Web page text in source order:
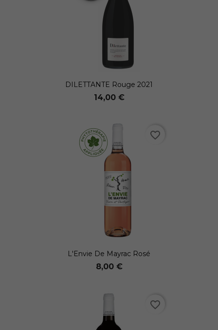
DILETTANTE Rouge 2021
14,00 €
L'Envie De Mayrac Rosé
8,00 €
favorite_border
favorite_border